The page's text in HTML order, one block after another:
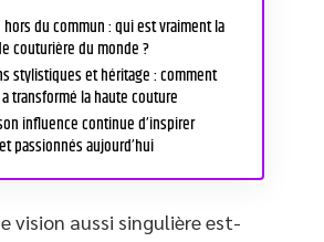
du commun : qui est vraiment la
couturière du monde ?
stylistiques et héritage : comment
transformé la haute couture
influence continue d’inspirer
passionnés aujourd’hui
vision aussi singulière est-